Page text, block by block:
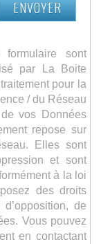
ENVOYER
sont
par La Boite
pour la
/ du Réseau
vos Données
repose sur
Elles sont
et sont
à la loi
des droits
d’opposition, de
Vous pouvez
en contactant